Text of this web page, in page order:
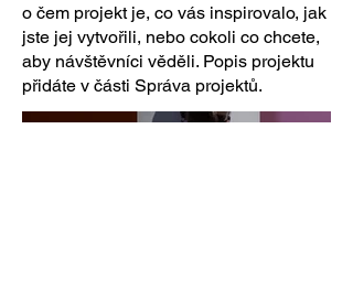
o čem projekt je, co vás inspirovalo, jak
jste jej vytvořili, nebo cokoli co chcete,
aby návštěvníci věděli. Popis projektu
přidáte v části Správa projektů.